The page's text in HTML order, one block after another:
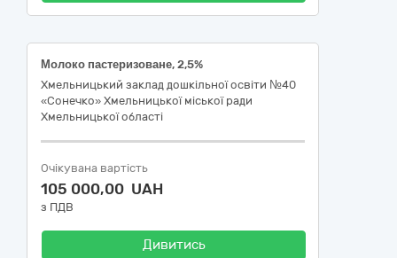
Молоко пастеризоване, 2,5%
Хмельницький заклад дошкільної освіти №40
«Сонечко» Хмельницької міської ради
Хмельницької області
Очікувана вартість
105 000,00 UAH
з ПДВ
Дивитись